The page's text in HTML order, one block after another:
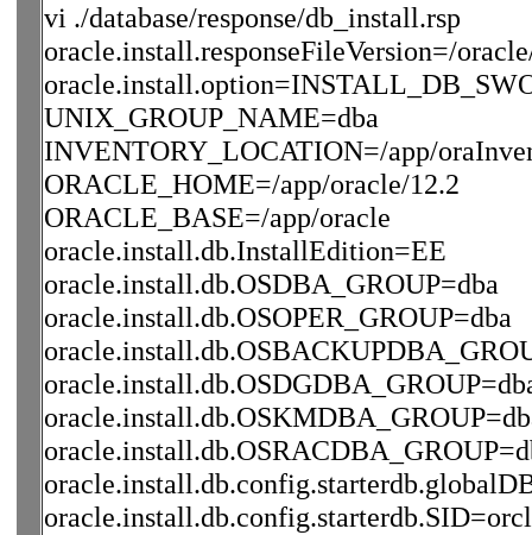
vi ./database/response/db_install.rsp
oracle.install.responseFileVersion=/
UNIX_GROUP_NAME=dba
INVENTORY_LOCATION=/app/
ORACLE_HOME=/app/oracle/12.2
ORACLE_BASE=/app/oracle
oracle.install.db.InstallEdition=EE
oracle.install.db.OSDBA_GROUP=dba
oracle.install.db.OSOPER_GROUP=dba
oracle.install.db.config.starterdb.SID=orcl